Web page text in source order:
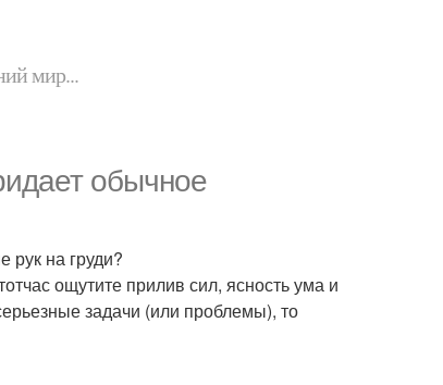
мир...
обычное
рук на груди?
ощутите прилив сил, ясность ума и
задачи (или проблемы), то